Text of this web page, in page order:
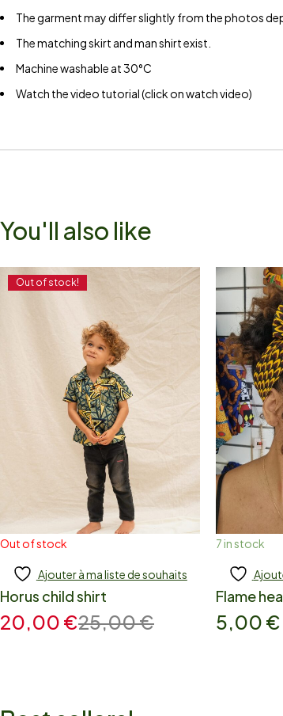
The garment may differ slightly from the photos
The matching skirt and man shirt exist.
Machine washable at 30°C
Watch the video tutorial (click on watch video)
You'll also like
Out of stock!
Out of stock
Add to cart
Ajouter à ma liste de souhaits
Horus child shirt
25,00€
20,00 €
7 in stock
Flame
5,00 €